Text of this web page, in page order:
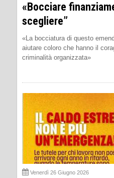
«Bocciare
scegliere”
«La bocciatura di questo
aiutare coloro che hanno il
criminalità organizzata»
Venerdì 26 Giugno 2026